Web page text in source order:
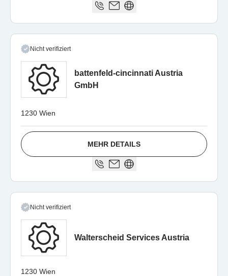
Nicht verifiziert
battenfeld-cincinnati Austria
GmbH
1230 Wien
MEHR DETAILS
Nicht verifiziert
Walterscheid Services Austria
1230 Wien